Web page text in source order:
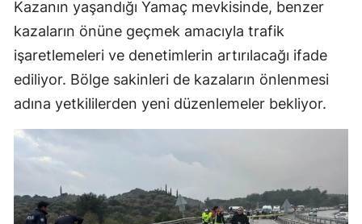
Kazanın yaşandığı Yamaç mevkisinde, benzer
kazaların önüne geçmek amacıyla trafik
işaretlemeleri ve denetimlerin artırılacağı ifade
ediliyor. Bölge sakinleri de kazaların önlenmesi
adına yetkililerden yeni düzenlemeler bekliyor.